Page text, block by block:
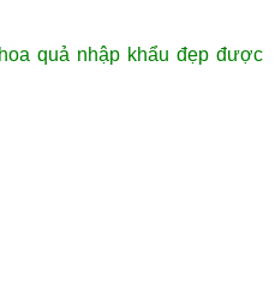
quả nhập khẩu đẹp được